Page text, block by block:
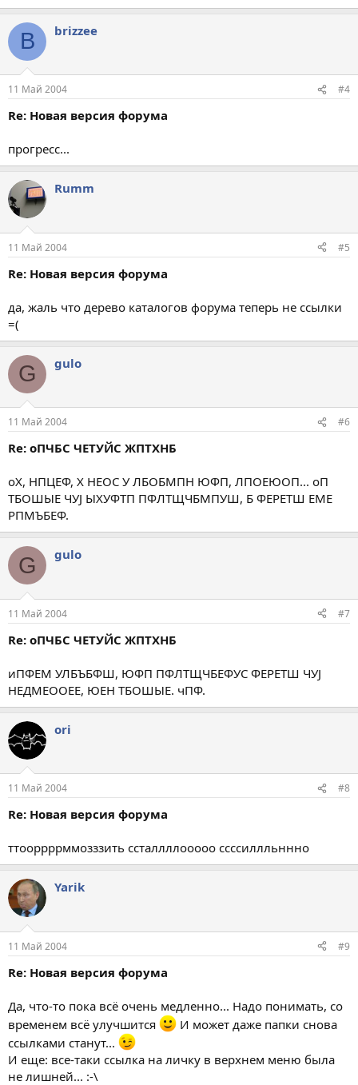
B brizzee
11 Май 2004 #4
Re: Новая версия форума
прогресс...
Rumm
11 Май 2004 #5
Re: Новая версия форума
да, жаль что дерево каталогов форума теперь не ссылки
=(
G gulo
11 Май 2004 #6
Re: оПЧБС ЧЕТУЙС ЖПТХНБ
оХ, НПЦЕФ, Х НЕОС У ЛБОБМПН ЮФП, ЛПОЕЮОП... оП
ТБОШЫЕ ЧУЈ ЫХУФТП ПФЛТЩЧБМПУШ, Б ФЕРЕТШ ЕМЕ
РПМЪБЕФ.
G gulo
11 Май 2004 #7
Re: оПЧБС ЧЕТУЙС ЖПТХНБ
иПФЕМ УЛБЪБФШ, ЮФП ПФЛТЩЧБЕФУС ФЕРЕТШ ЧУЈ
НЕДМЕООЕЕ, ЮЕН ТБОШЫЕ. чПФ.
ori
11 Май 2004 #8
Re: Новая версия форума
ттооррррммозззить ссталлллооооо ссссиллльннно
Yarik
11 Май 2004 #9
Re: Новая версия форума
Да, что-то пока всё очень медленно... Надо понимать, со
временем всё улучшится
И может даже папки снова
ссылками станут...
И еще: все-таки ссылка на личку в верхнем меню была
не лишней... :-\